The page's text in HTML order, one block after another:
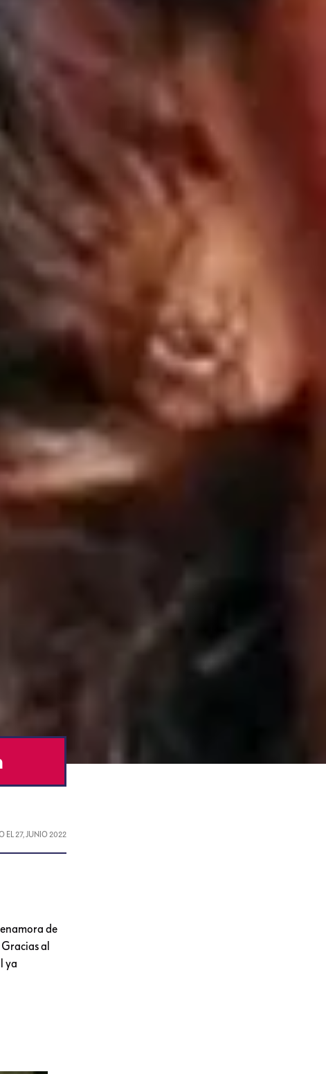
EL 27, JUNIO 2022
de
al
ya